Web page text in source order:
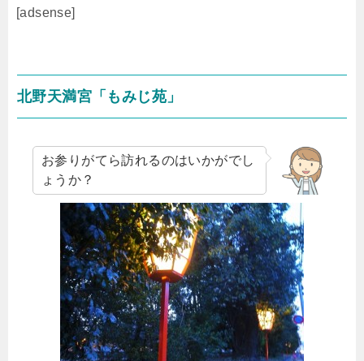
[adsense]
北野天満宮「もみじ苑」
お参りがてら訪れるのはいかがでし
ょうか？